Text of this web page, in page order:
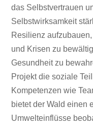
das Selbstvertrauen
Selbstwirksamkeit
Resilienz
und Krisen zu
Gesundheit zu
Projekt die soziale
Kompetenzen wie
bietet der Wald einen
Umwelteinflüsse